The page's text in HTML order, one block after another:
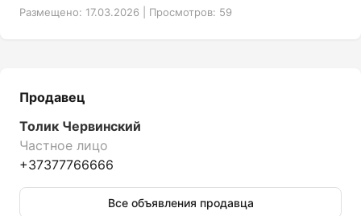
Размещено: 17.03.2026 | Просмотров: 59
Продавец
Толик Червинский
Частное лицо
+37377766666
Все объявления продавца